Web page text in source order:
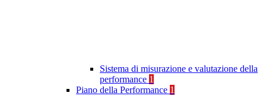
Sistema di misurazione e valutazione della
performance 1
Piano della Performance 1